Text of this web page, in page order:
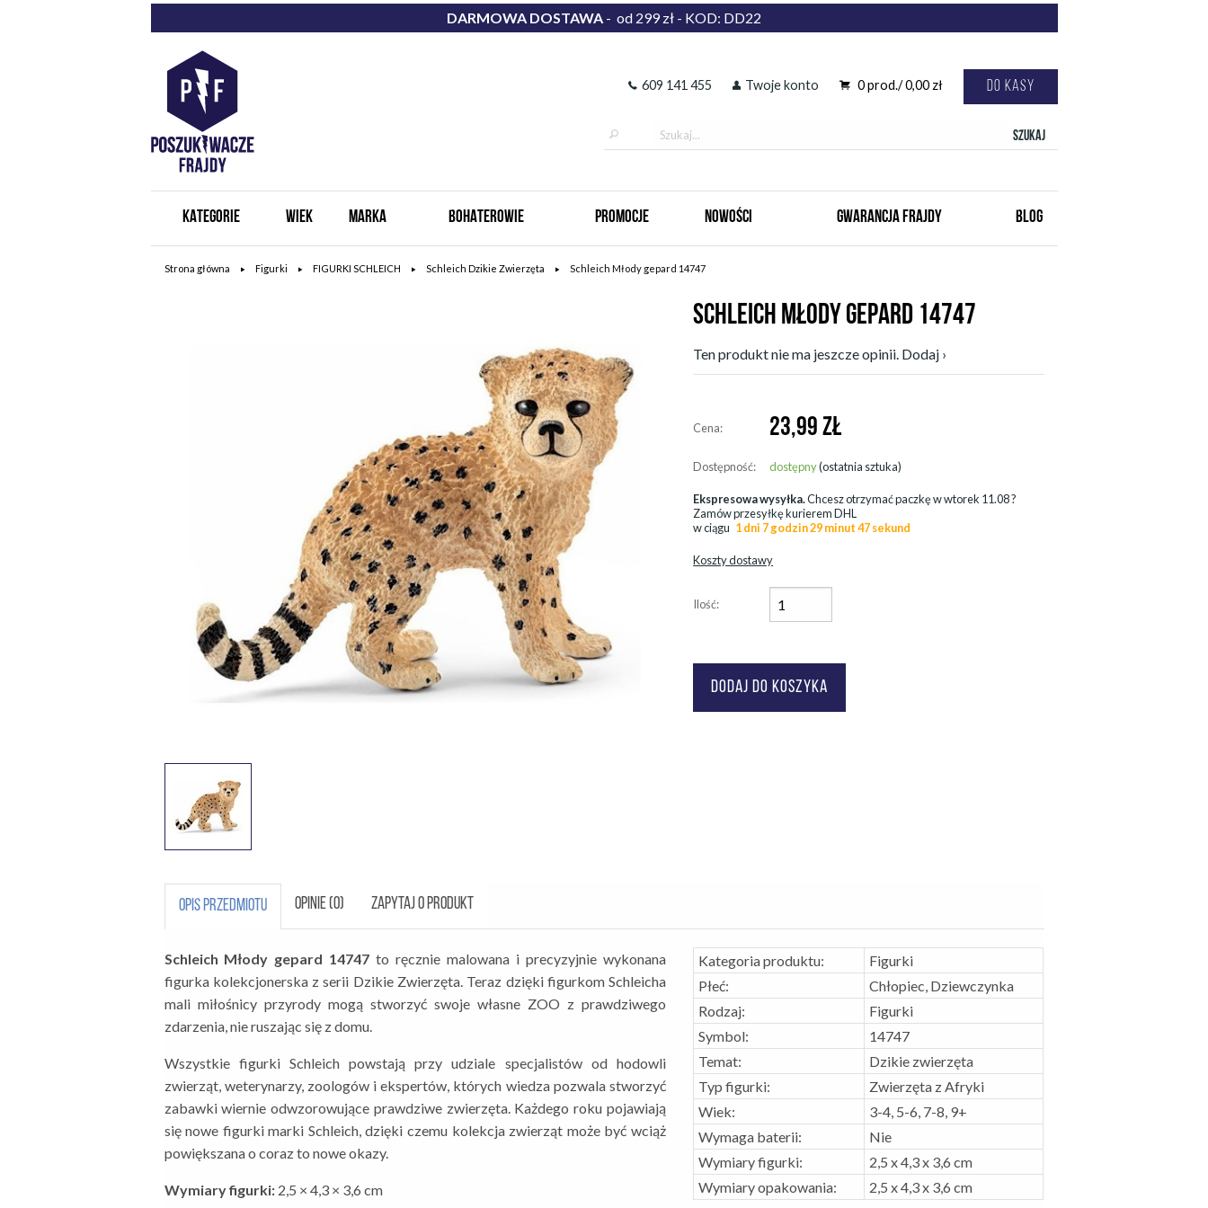
DARMOWA DOSTAWA - od 299 zł - KOD: DD22
609 141 455 Twoje konto 0 prod./0,00 zł Do kasy
Szukaj
KATEGORIE WIEK MARKA BOHATEROWIE PROMOCJE NOWOŚCI GWARANCJA FRAJDY BLOG
Strona główna Figurki FIGURKI SCHLEICH Schleich Dzikie Zwierzęta Schleich Młody gepard 14747
SCHLEICH MŁODY GEPARD 14747
Ten produkt nie ma jeszcze opinii. Dodaj ›
Cena: 23,99 ZŁ
Dostępność: dostępny(ostatnia sztuka)
Ekspresowa wysyłka.Chcesz otrzymać paczkę wwtorek 11.08?
Zamów przesyłkę kurierem DHL
w ciągu 1 dni 7 godzin 29 minut 45 sekund
Koszty dostawy
Ilość:
OPIS PRZEDMIOTU OPINIE (0) ZAPYTAJ O PRODUKT
Schleich Młody gepard 14747 to ręcznie malowana i precyzyjnie wykonana
figurka kolekcjonerska z serii Dzikie Zwierzęta. Teraz dzięki figurkom Schleicha
mali miłośnicy przyrody mogą stworzyć swoje własne ZOO z prawdziwego
zdarzenia, nie ruszając się z domu.
Wszystkie figurki Schleich powstają przy udziale specjalistów od hodowli
zwierząt, weterynarzy, zoologów i ekspertów, których wiedza pozwala stworzyć
zabawki wiernie odwzorowujące prawdziwe zwierzęta. Każdego roku pojawiają
się nowe figurki marki Schleich, dzięki czemu kolekcja zwierząt może być wciąż
powiększana o coraz to nowe okazy.
Wymiary figurki:2,5 × 4,3 × 3,6 cm
Kategoria produktu:
Figurki
Płeć:
Chłopiec, Dziewczynka
Rodzaj:
Figurki
Symbol:
14747
Temat:
Dzikie zwierzęta
Typ figurki:
Zwierzęta z Afryki
Wiek:
3-4, 5-6, 7-8, 9+
Wymaga baterii:
Nie
Wymiary figurki:
2,5 x 4,3 x 3,6 cm
Wymiary opakowania:
2,5 x 4,3 x 3,6 cm